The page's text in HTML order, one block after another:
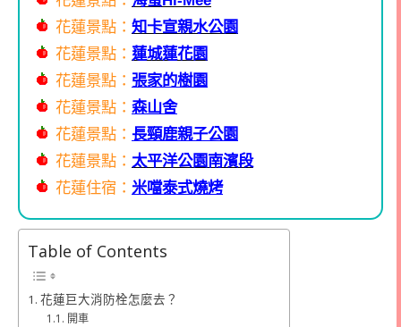
花蓮景點： 知卡宣親水公園
花蓮景點： 蓮城蓮花園
花蓮景點： 張家的樹園
花蓮景點： 森山舍
花蓮景點： 長頸鹿親子公園
花蓮景點： 太平洋公園南濱段
花蓮住宿： 米噹泰式燒烤
Table of Contents
花蓮巨大消防栓怎麼去？
開車